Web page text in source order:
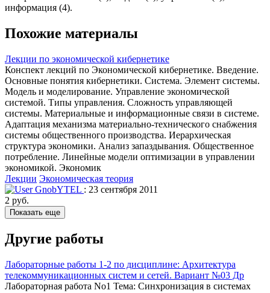
информация (4).
Похожие материалы
Лекции по экономической кибернетике
Конспект лекций по Экономической кибернетике. Введение.
Основные понятия кибернетики. Система. Элемент системы.
Модель и моделирование. Управление экономической
системой. Типы управления. Сложность управляющей
системы. Материальные и информационные связи в системе.
Адаптация механизма материально-технического снабжения
системы общественного производства. Иерархическая
структура экономики. Анализ запаздывания. Общественное
потребление. Линейные модели оптимизации в управлении
экономикой. Экономик
Лекции Экономическая теория
GnobYTEL : 23 сентября 2011
2 руб.
Показать еще
Другие работы
Лабораторные работы 1-2 по дисциплине: Архитектура
телекоммуникационных систем и сетей. Вариант №03 Др
Лабораторная работа No1 Тема: Синхронизация в системах